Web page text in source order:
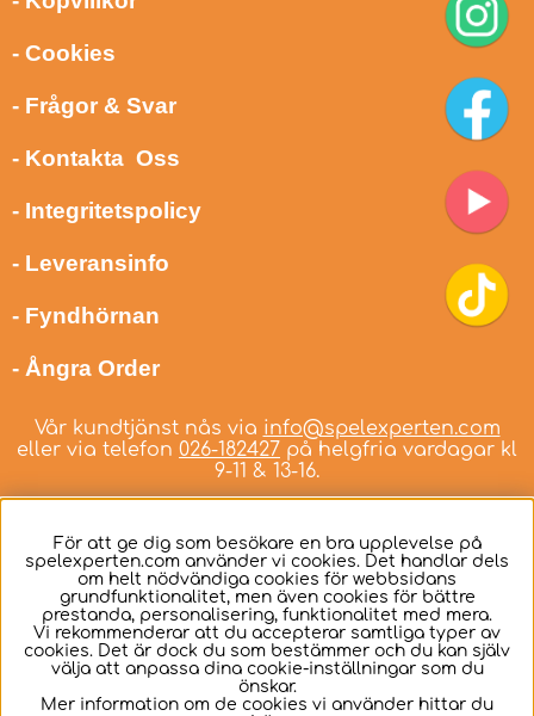
- Cookies
- Frågor & Svar
- Kontakta Oss
- Integritetspolicy
- Leveransinfo
- Fyndhörnan
- Ångra Order
Vår kundtjänst nås via info@spelexperten.com
eller via telefon 026-182427 på helgfria vardagar kl
9-11 & 13-16.
Svenska
För att ge dig som besökare en bra upplevelse på
spelexperten.com använder vi cookies. Det handlar dels
om helt nödvändiga cookies för webbsidans
grundfunktionalitet, men även cookies för bättre
prestanda, personalisering, funktionalitet med mera.
Vi rekommenderar att du accepterar samtliga typer av
cookies. Det är dock du som bestämmer och du kan själv
välja att anpassa dina cookie-inställningar som du
önskar.
Mer information om de cookies vi använder hittar du